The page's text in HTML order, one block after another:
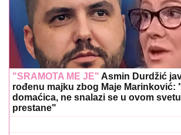
"SRAMOTA ME JE" Asmin Durdžić
rođenu majku zbog Maje Marinković:
domaćica, ne snalazi se u ovom
prestane"